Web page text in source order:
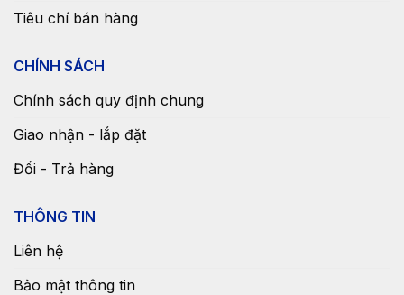
Tiêu chí bán hàng
CHÍNH SÁCH
Chính sách quy định chung
Giao nhận - lắp đặt
Đổi - Trả hàng
THÔNG TIN
Liên hệ
Bảo mật thông tin